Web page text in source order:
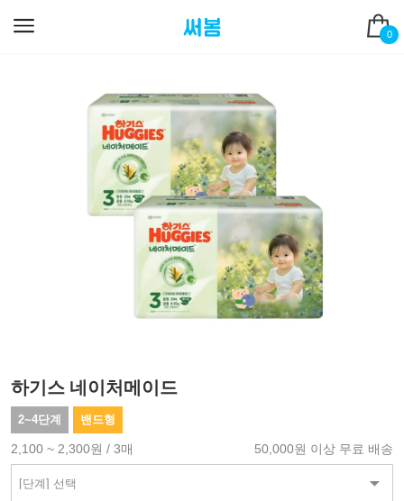
0
하기스 네이처메이드
2~4단계 밴드형
2,100 ~ 2,300원 / 3매 50,000원 이상 무료 배송